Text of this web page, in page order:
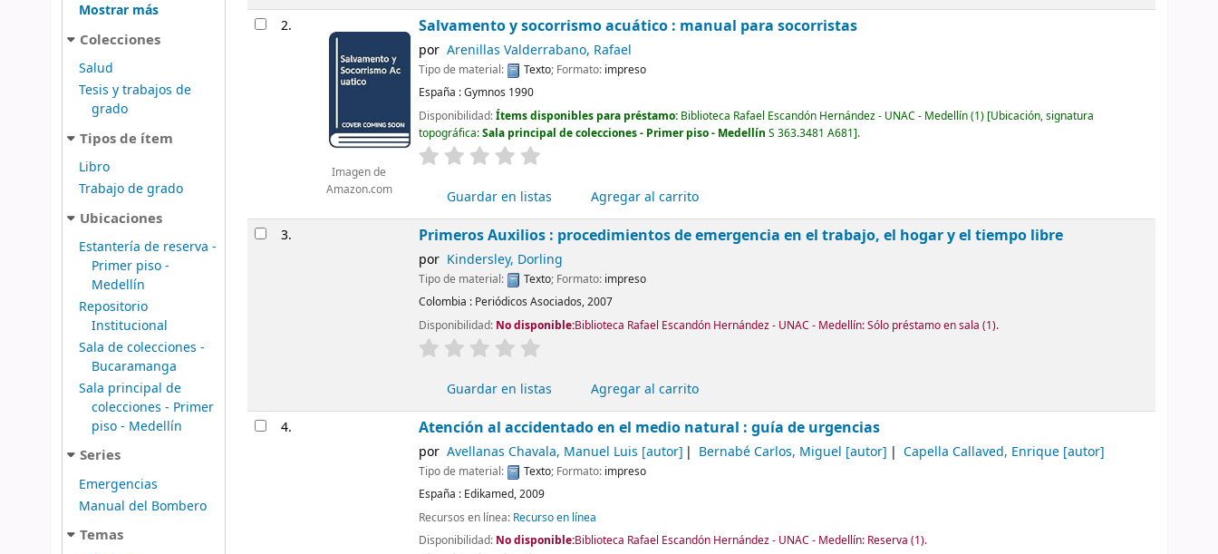
Mostrar más
Colecciones
Salud
Tesis y trabajos de
grado
Tipos de ítem
Libro
Trabajo de grado
Ubicaciones
Estantería de reserva -
Primer piso -
Medellín
Repositorio
Institucional
Sala de colecciones -
Bucaramanga
Sala principal de
colecciones - Primer
piso - Medellín
Series
Emergencias
Manual del Bombero
Temas
2.
Imagen de
Amazon.com
Salvamento y socorrismo acuático : manual para socorristas
por Arenillas Valderrabano, Rafael
Tipo de material: Texto; Formato: impreso
España :Gymnos 1990
Disponibilidad:Ítems disponibles para préstamo: Biblioteca Rafael Escandón Hernández - UNAC - Medellín(1) Ubicación, signatura
topográfica:Sala principal de colecciones - Primer piso - MedellínS 363.3481 A681 .
valoración
Guardar en listas Agregar al carrito
3. Primeros Auxilios : procedimientos de emergencia en el trabajo, el hogar y el tiempo libre
por Kindersley, Dorling
Tipo de material: Texto; Formato: impreso
Colombia : Periódicos Asociados,2007
Disponibilidad: No disponible:Biblioteca Rafael Escandón Hernández - UNAC - Medellín: Sólo préstamo en sala (1).
valoración
Guardar en listas Agregar al carrito
4. Atención al accidentado en el medio natural : guía de urgencias
por Avellanas Chavala, Manuel Luis [autor] Bernabé Carlos, Miguel [autor] Capella Callaved, Enrique [autor]
Tipo de material: Texto; Formato: impreso
España : Edikamed,2009
Recursos en línea: Recurso en línea
Disponibilidad: No disponible:Biblioteca Rafael Escandón Hernández - UNAC - Medellín: Reserva (1).